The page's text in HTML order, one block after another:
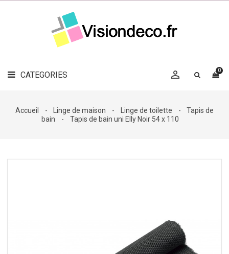
CATEGORIES 0

LE
MAG
DÉCO

DÉCO
Accueil Linge de maison Linge de toilette
Tapis de
bain
Tapis de bain uni Elly Noir 54 x 110